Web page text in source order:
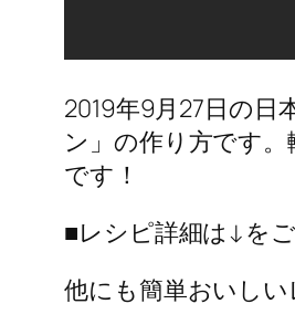
2019年9月27日の日
ン」の作り方です
です！
■レシピ詳細は↓をご
他にも簡単おいし